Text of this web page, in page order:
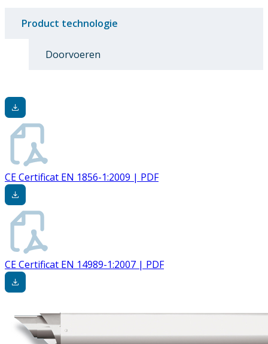
Product technologie
Doorvoeren
CE Certificat EN 1856-1:2009 | PDF
CE Certificat EN 14989-1:2007 | PDF